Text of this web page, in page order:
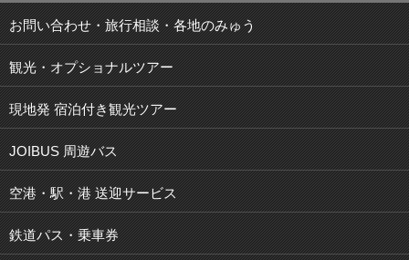
お問い合わせ・旅行相談・各地のみゅう
観光・オプショナルツアー
現地発 宿泊付き観光ツアー
JOIBUS 周遊バス
空港・駅・港 送迎サービス
鉄道パス・乗車券